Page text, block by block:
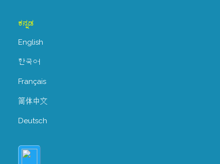
ಕನ್ನಡ
English
한국어
Français
简体中文
Deutsch